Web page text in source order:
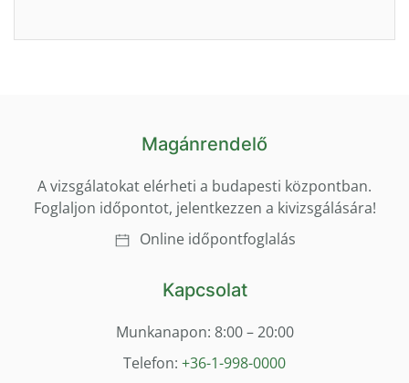
Magánrendelő
A vizsgálatokat elérheti a budapesti központban.
Foglaljon időpontot, jelentkezzen a kivizsgálására!
Online időpontfoglalás
Kapcsolat
Munkanapon: 8:00 – 20:00
Telefon: +36-1-998-0000